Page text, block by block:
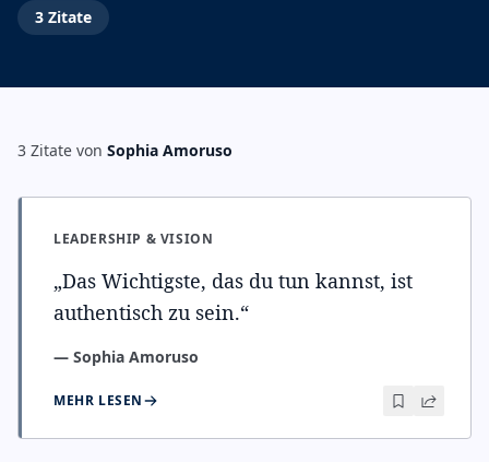
3 Zitate
3 Zitate von Sophia Amoruso
LEADERSHIP & VISION
„Das Wichtigste, das du tun kannst, ist
authentisch zu sein.“
— Sophia Amoruso
MEHR LESEN